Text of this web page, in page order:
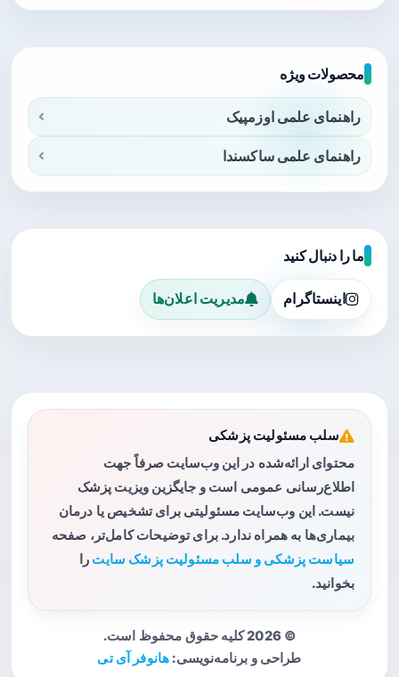
محصولات ویژه
راهنمای علمی اوزمپیک
راهنمای علمی ساکسندا
ما را دنبال کنید
اینستاگرام مدیریت اعلان‌ها
سلب مسئولیت پزشکی
محتوای ارائه‌شده در این وب‌سایت صرفاً جهت
اطلاع‌رسانی عمومی است و جایگزین ویزیت پزشک
نیست. این وب‌سایت مسئولیتی برای تشخیص یا درمان
بیماری‌ها به همراه ندارد. برای توضیحات کامل‌تر، صفحه
سیاست پزشکی و سلب مسئولیت پزشک سایت را
بخوانید.
© 2026 کلیه حقوق محفوظ است.
طراحی و برنامه‌نویسی: هانوفر آی تی